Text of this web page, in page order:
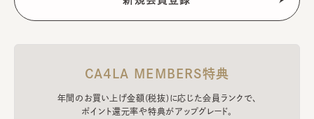
CA4LA MEMBERS特典
年間のお買い上げ金額(税抜)に応じた会員ランクで、
ポイント還元率や特典がアップグレード。